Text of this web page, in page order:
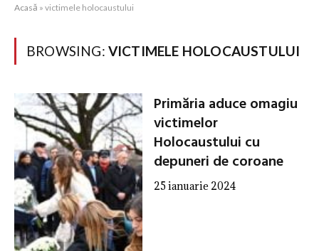
Acasă » victimele holocaustului
BROWSING: VICTIMELE HOLOCAUSTULUI
Primăria aduce omagiu
victimelor
Holocaustului cu
depuneri de coroane
25 ianuarie 2024